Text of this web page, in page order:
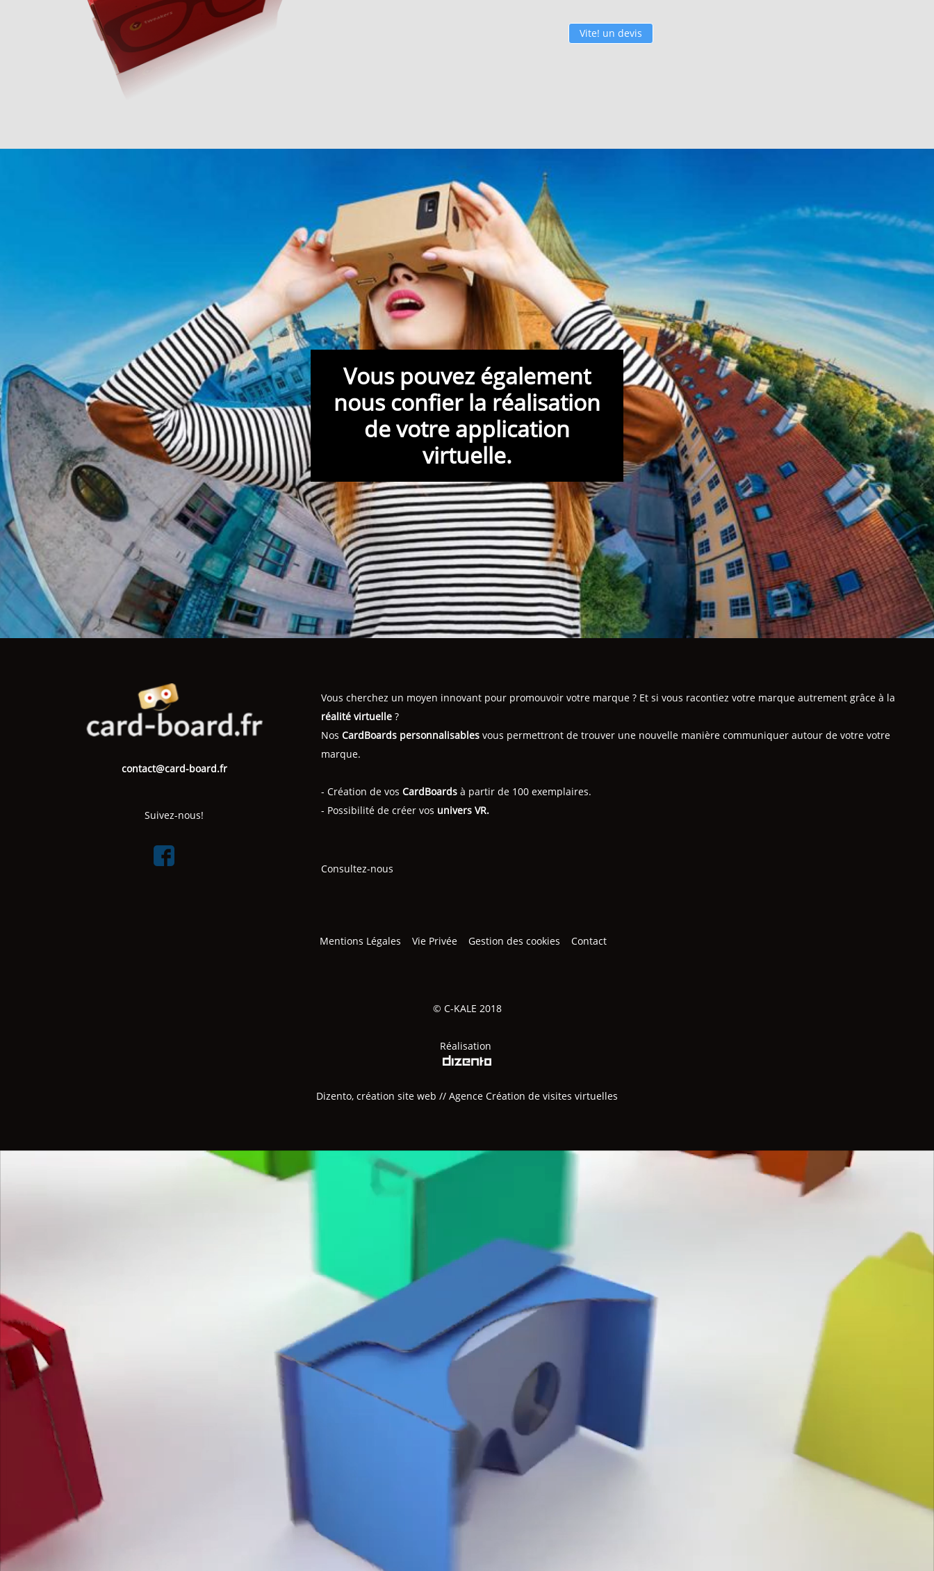
Vite! un devis
Vous pouvez également
nous confier la réalisation
de votre application
virtuelle.
contact@card-board.fr
Suivez-nous!
Vous cherchez un moyen innovant pour promouvoir votre marque ? Et si vous racontiez votre marque autrement grâce à la
réalité virtuelle?
Nos CardBoards personnalisablesvous permettront de trouver une nouvelle manière communiquer autour de votre votre
marque.
- Création de vos CardBoardsà partir de 100 exemplaires.
- Possibilité de créer vos univers VR.
Consultez-nous
Mentions Légales Vie Privée Gestion des cookies Contact
© C-KALE 2018
Réalisation
Dizento, création site web // Agence Création de visites virtuelles